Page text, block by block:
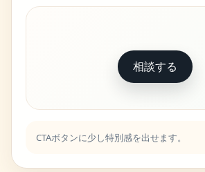
相談する
CTAボタンに少し特別感を出せます。